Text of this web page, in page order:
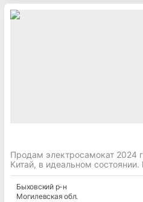
Продам электросамокат 2024
Китай, в идеальном
Быховскийр-н
Могилевская обл.